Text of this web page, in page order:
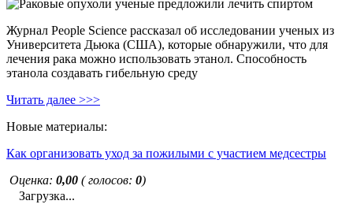
Журнал People Science рассказал об исследовании ученых из
Университета Дьюка (США), которые обнаружили, что для
лечения рака можно использовать этанол. Способность
этанола создавать гибельную среду
Читать далее >>>
Новые материалы:
Как организовать уход за пожилыми с участием медсестры
Оценка: 0,00 ( голосов: 0)
Загрузка...